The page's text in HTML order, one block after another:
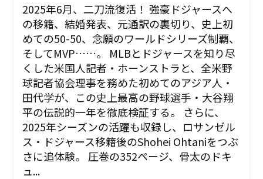
2025年6月、二刀流復活！ 強豪ドジャースへ
の移籍、結婚発表、元通訳の裏切り、史上初
めての50-50、念願のワールドシリーズ制覇、
そしてMVP……。 MLBとドジャースを知り尽
くした米国人記者・ホーンストラと、全米野
球記者協会理事を務めた初めてのアジア人・
田代学が、この史上最高の野球選手・大谷翔
平の伝説的一年を徹底検証する。 さらに、
2025年シーズンの活躍も収録し、ロサンゼル
ス・ドジャース移籍後のShohei Ohtaniをつぶ
さに追体験。 圧巻の352ページ、骨太のドキ
ュ...